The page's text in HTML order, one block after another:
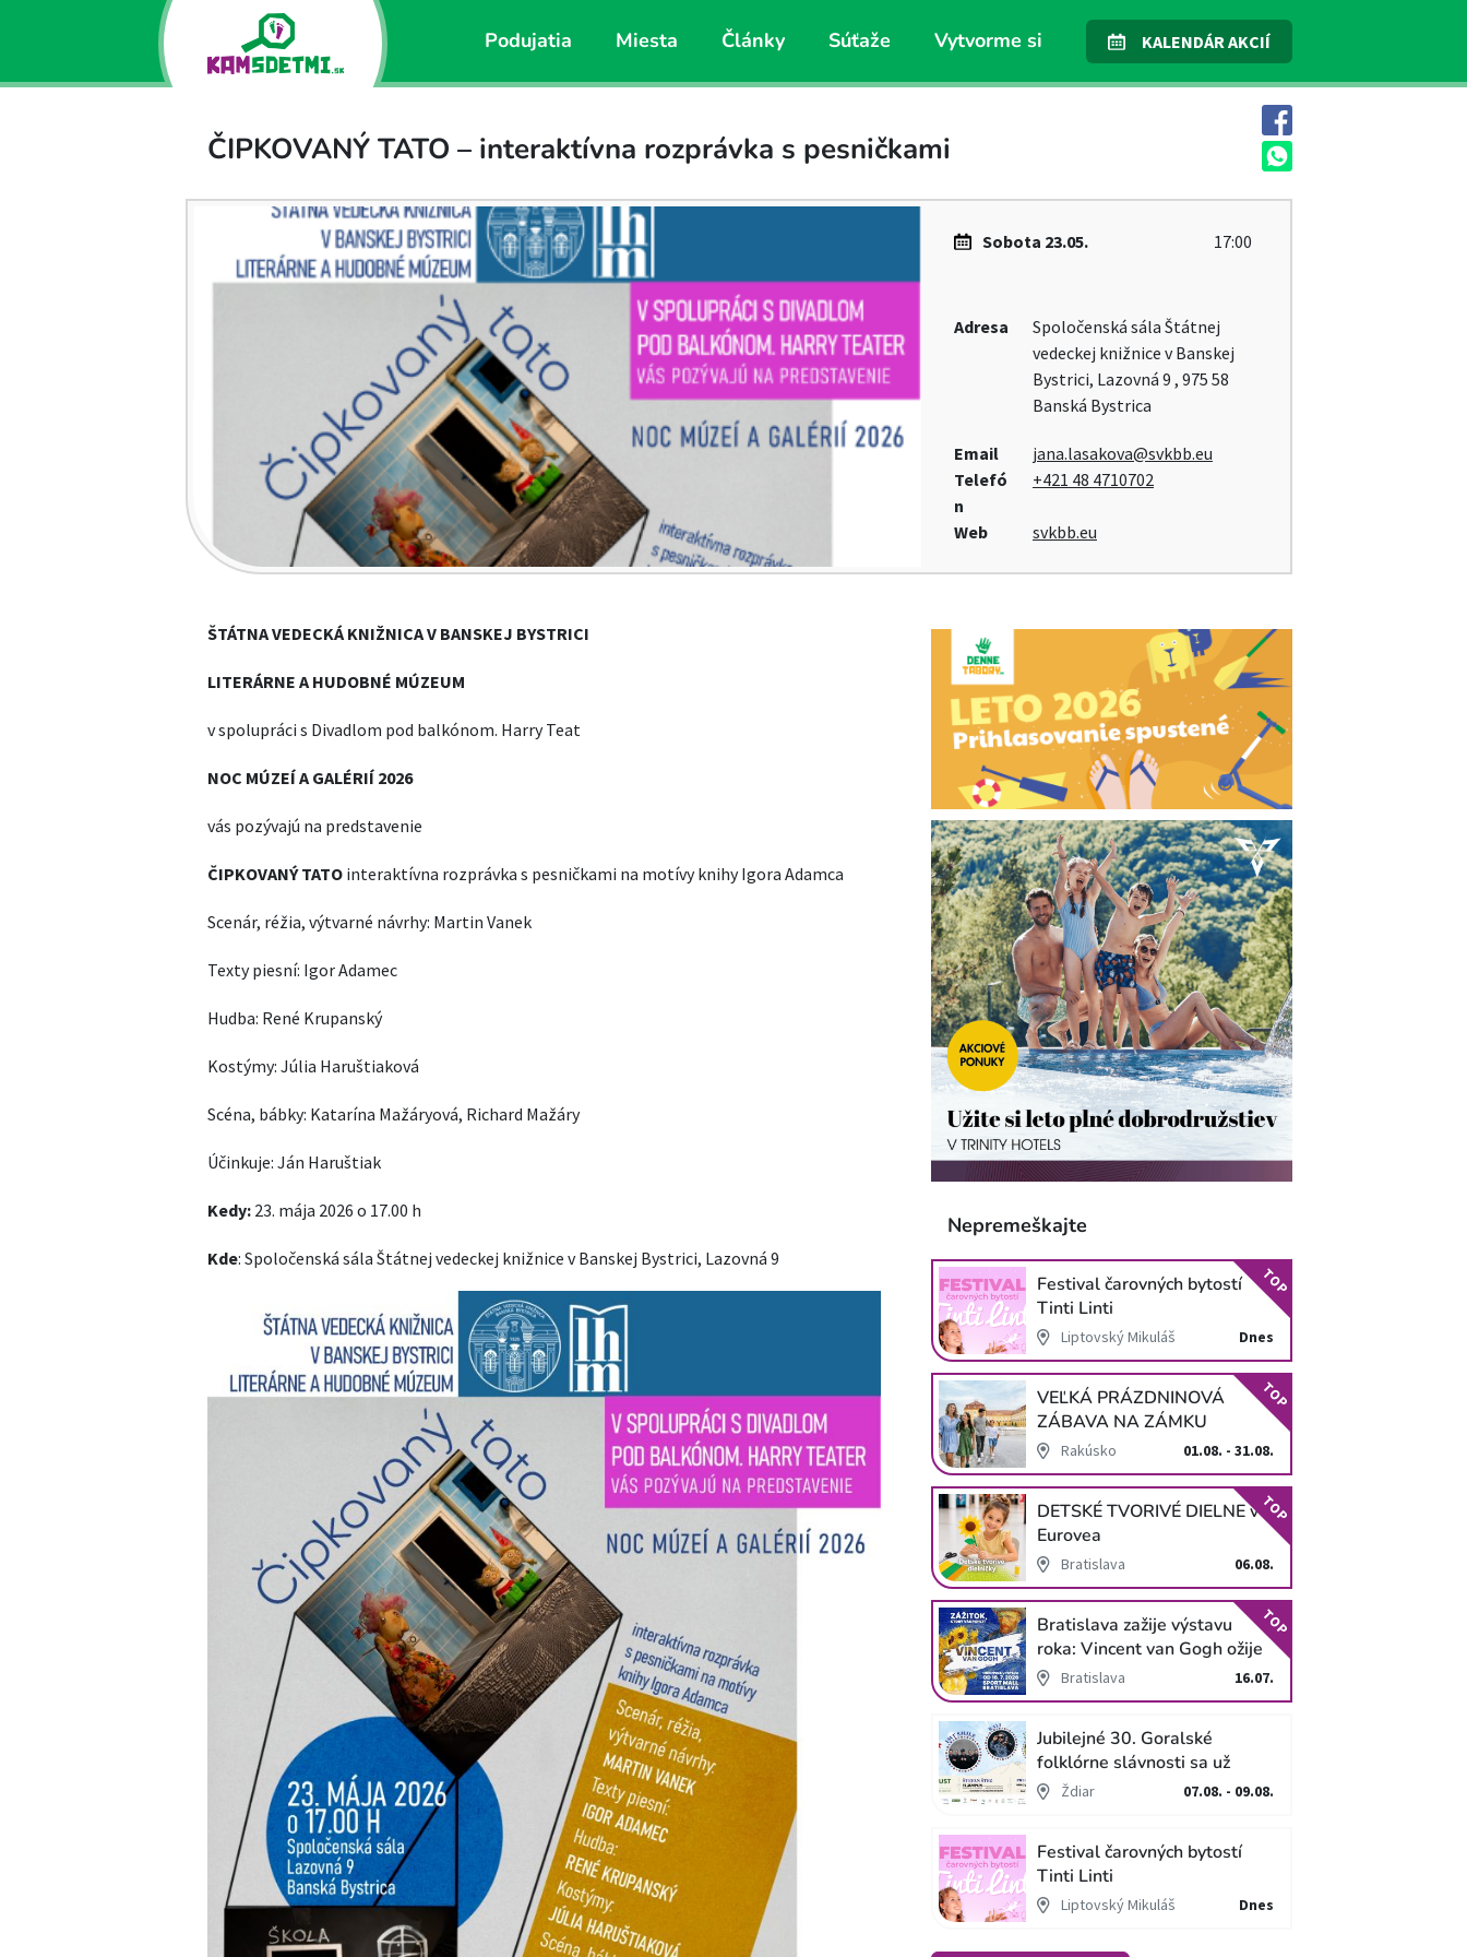
Podujatia Miesta Články Súťaže Vytvorme si KALENDÁR AKCIÍ
ČIPKOVANÝ TATO – interaktívna rozprávka s pesničkami
Sobota 23.05. 17:00
Adresa
Spoločenská sála Štátnej
vedeckej knižnice v Banskej
Bystrici, Lazovná 9 , 975 58
Banská Bystrica
Email
jana.lasakova@svkbb.eu
Telefó
n
+421 48 4710702
Web svkbb.eu
ŠTÁTNA VEDECKÁ KNIŽNICA V BANSKEJ BYSTRICI
LITERÁRNE A HUDOBNÉ MÚZEUM
v spolupráci s Divadlom pod balkónom. Harry Teat
NOC MÚZEÍ A GALÉRIÍ 2026
vás pozývajú na predstavenie
ČIPKOVANÝ TATO interaktívna rozprávka s pesničkami na motívy knihy Igora Adamca
Scenár, réžia, výtvarné návrhy: Martin Vanek
Texty piesní: Igor Adamec
Hudba: René Krupanský
Kostýmy: Júlia Haruštiaková
Scéna, bábky: Katarína Mažáryová, Richard Mažáry
Účinkuje: Ján Haruštiak
Kedy: 23. mája 2026 o 17.00 h
Kde: Spoločenská sála Štátnej vedeckej knižnice v Banskej Bystrici, Lazovná 9
Nepremeškajte
Festival čarovných bytostí
Tinti Linti
Liptovský Mikuláš Dnes
TOP
VEĽKÁ PRÁZDNINOVÁ
ZÁBAVA NA ZÁMKU
SCHLOSS HOF
Rakúsko 01.08. - 31.08.
TOP
DETSKÉ TVORIVÉ DIELNE v
Eurovea
Bratislava 06.08.
TOP
Bratislava zažije výstavu
roka: Vincent van Gogh ožije
v unikátnej imerzívnej šou!
Bratislava 16.07.
TOP
Jubilejné 30. Goralské
folklórne slávnosti sa už
blížiaŽdiar 07.08. - 09.08.
Festival čarovných bytostí
Tinti Linti
Liptovský Mikuláš Dnes